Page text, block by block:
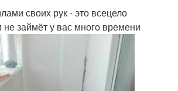
своих рук - это всецело
займёт у вас много времени